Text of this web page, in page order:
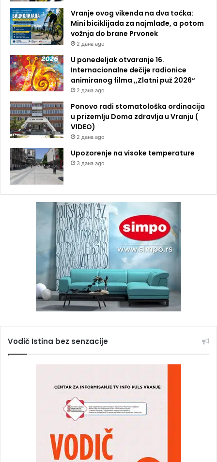
Vranje ovog vikenda na dva točka:
Mini biciklijada za najmlađe, a potom
vožnja do brane Prvonek
2 дана ago
U ponedeljak otvaranje 16.
Internacionalne dečije radionice
animiranog filma ,,Zlatni puž 2026“
2 дана ago
Ponovo radi stomatološka ordinacija
u prizemlju Doma zdravlja u Vranju (
VIDEO)
2 дана ago
Upozorenje na visoke temperature
3 дана ago
Vodič Istina bez senzacije